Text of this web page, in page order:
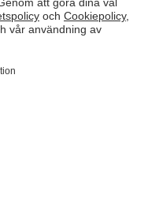
(PDF)